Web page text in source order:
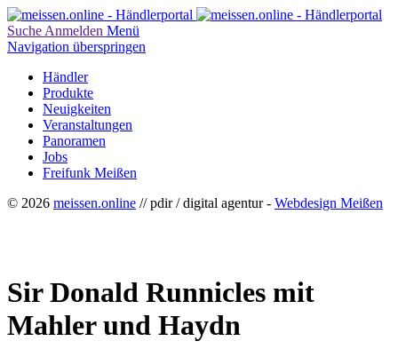
Suche Anmelden Menü
Navigation überspringen
Händler
Produkte
Neuigkeiten
Veranstaltungen
Panoramen
Jobs
Freifunk Meißen
© 2026 meissen.online // pdir / digital agentur - Webdesign Meißen
Sir Donald Runnicles mit
Mahler und Haydn